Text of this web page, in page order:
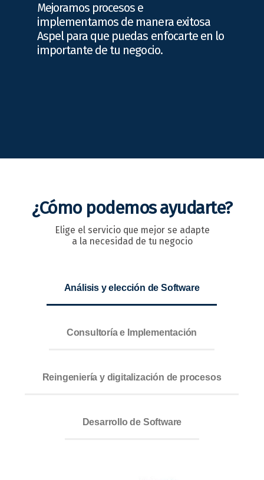
Mejoramos procesos e
implementamos de manera exitosa
Aspel para que puedas enfocarte en lo
importante de tu negocio.
¿Cómo podemos ayudarte?
Elige el servicio que mejor se adapte
a la necesidad de tu negocio
Análisis y elección de Software
Consultoría e Implementación
Reingeniería y digitalización de procesos
Desarrollo de Software